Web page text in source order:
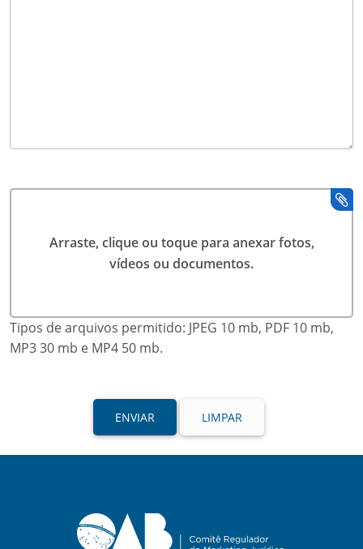
Arraste, clique ou toque para anexar fotos,
vídeos ou documentos.
Tipos de arquivos permitido: JPEG 10 mb, PDF 10 mb,
MP3 30 mb e MP4 50 mb.
ENVIAR LIMPAR